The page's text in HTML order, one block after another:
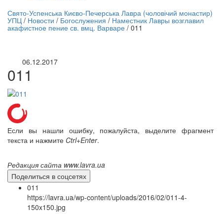
трансляция | 12 сентября
трансляции
Свято-Успенська Києво-Печерська Лавра (чоловічий монастир)
УПЦ / Новости / Богослужения / Наместник Лавры возглавил
акафистное пение св. вмц. Варваре / 011
06.12.2017
011
Если вы нашли ошибку, пожалуйста, выделите фрагмент
текста и нажмите Ctrl+Enter.
Редакция сайта www.lavra.ua
Поделиться в соцсетях
011
https://lavra.ua/wp-content/uploads/2016/02/011-4-
150x150.jpg